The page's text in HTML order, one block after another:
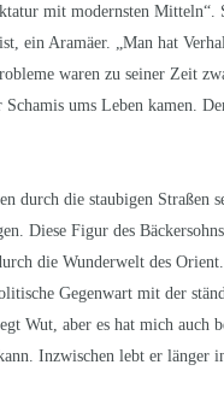
mit modernsten
ein Aramäer. „Man hat
waren zu seiner Zeit
ums Leben kamen.
durch die staubigen Straßen
Diese Figur des
die Wunderwelt des
Gegenwart mit der
Wut, aber es hat mich auch
Inzwischen lebt er länger